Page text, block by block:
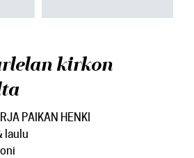
kirkon
PAIKAN HENKI
laulu